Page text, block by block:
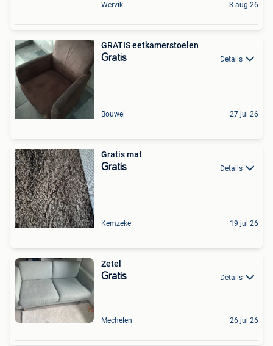
Wervik 3 aug 26
GRATIS eetkamerstoelen
Gratis Details
Bouwel 27 jul 26
Gratis mat
Gratis Details
Kemzeke 19 jul 26
Zetel
Gratis Details
Mechelen 26 jul 26